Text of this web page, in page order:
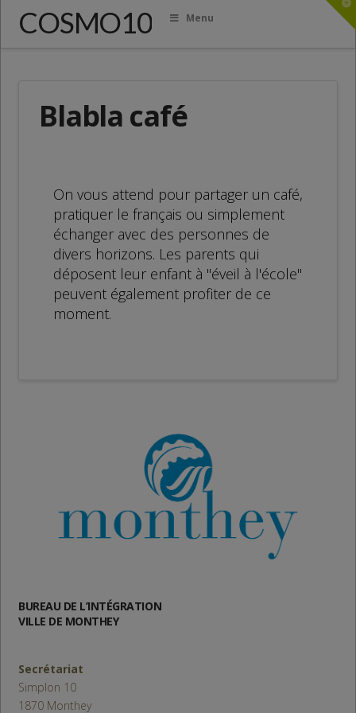
COSMO10 Menu
Blabla café
On vous attend pour partager un café,
pratiquer le français ou simplement
échanger avec des personnes de
divers horizons. Les parents qui
déposent leur enfant à "éveil à l'école"
peuvent également profiter de ce
moment.
BUREAU DE L’INTÉGRATION
VILLE DE MONTHEY
Secrétariat
Simplon 10
1870 Monthey